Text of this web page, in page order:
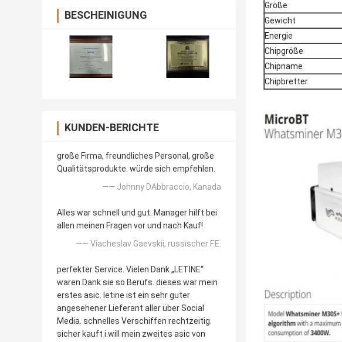
BESCHEINIGUNG
KUNDEN-BERICHTE
große Firma, freundliches Personal, große
Qualitätsprodukte. würde sich empfehlen.
—— Johnny DAbbraccio, Kanada
Alles war schnell und gut. Manager hilft bei
allen meinen Fragen vor und nach Kauf!
—— Viacheslav Gaevskii, russischer F.E.
perfekter Service. Vielen Dank „LETINE“
waren Dank sie so Berufs. dieses war mein
erstes asic. letine ist ein sehr guter
angesehener Lieferant aller über Social
Media. schnelles Verschiffen rechtzeitig.
sicher kauft i.will mein zweites asic von
Größe
Gewicht
Energie
Chipgröße
Chipname
Chipbretter